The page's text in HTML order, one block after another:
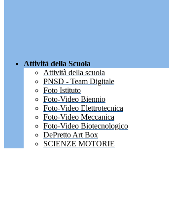
Attività della Scuola
Attività della scuola
PNSD - Team Digitale
Foto Istituto
Foto-Video Biennio
Foto-Video Elettrotecnica
Foto-Video Meccanica
Foto-Video Biotecnologico
DePretto Art Box
SCIENZE MOTORIE